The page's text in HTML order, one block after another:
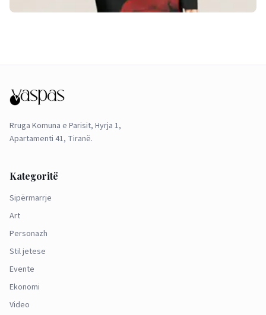
Rruga Komuna e Parisit, Hyrja 1,
Apartamenti 41, Tiranë.
Kategoritë
Sipërmarrje
Art
Personazh
Stil jetese
Evente
Ekonomi
Video